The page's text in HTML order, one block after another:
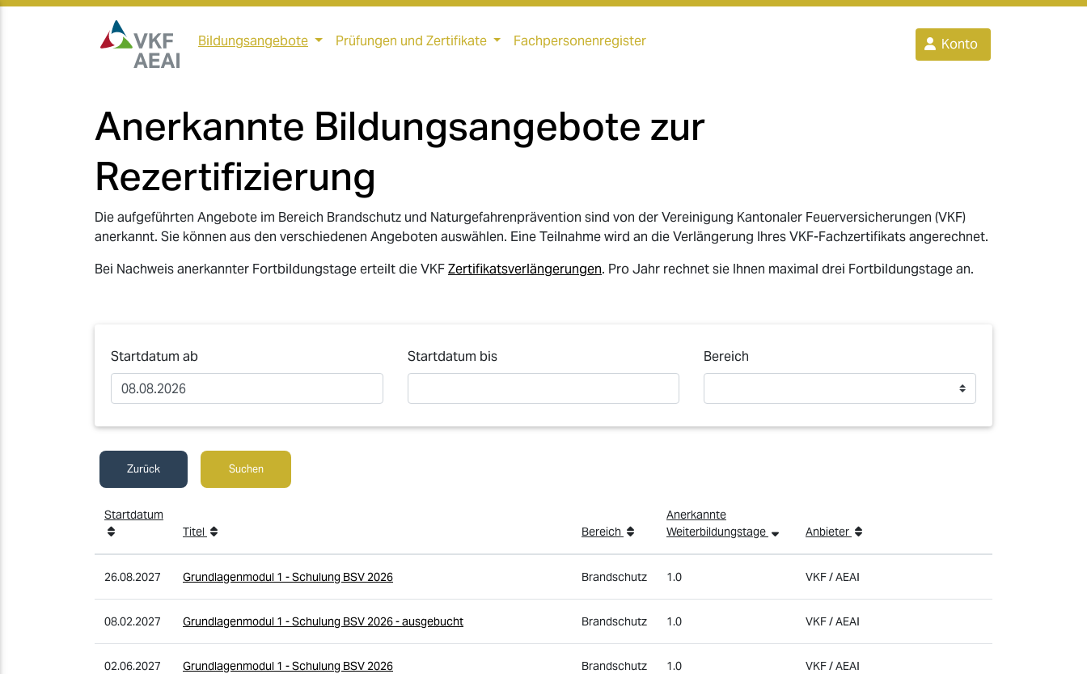
Bildungsangebote Prüfungen und Zertifikate Fachpersonenregister Konto
Anerkannte Bildungsangebote zur
Rezertifizierung
Die aufgeführten Angebote im Bereich Brandschutz und Naturgefahrenprävention sind von der Vereinigung Kantonaler Feuerversicherungen (VKF)
anerkannt. Sie können aus den verschiedenen Angeboten auswählen. Eine Teilnahme wird an die Verlängerung Ihres VKF-Fachzertifikats angerechnet.
Bei Nachweis anerkannter Fortbildungstage erteilt die VKFZertifikatsverlängerungen. Pro Jahr rechnet sie Ihnen maximal drei Fortbildungstage an.
Startdatum ab Startdatum bis Bereich
Zurück Suchen
Startdatum
Titel
Bereich
Anerkannte
Weiterbildungstage
Anbieter
26.08.2027 Grundlagenmodul 1 - Schulung BSV 2026 Brandschutz 1.0 VKF / AEAI
08.02.2027 Grundlagenmodul 1 - Schulung BSV 2026 - ausgebucht Brandschutz 1.0 VKF / AEAI
02.06.2027 Grundlagenmodul 1 - Schulung BSV 2026 Brandschutz 1.0 VKF / AEAI